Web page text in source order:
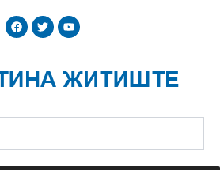
F
a
c
o
o
T
w
i
e
r
Y
o
u
b
e